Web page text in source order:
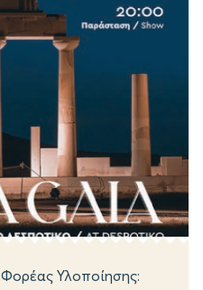
Φορέας Υλοποίησης: